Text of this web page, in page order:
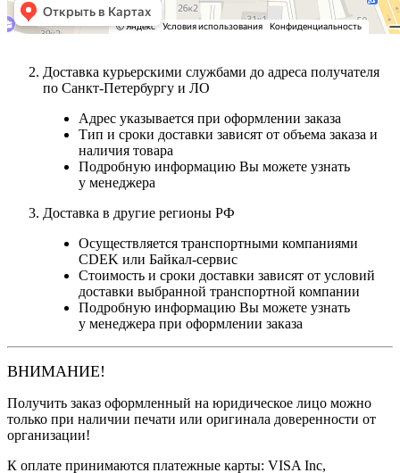
Доставка курьерскими службами до адреса получателя
по Санкт-Петербургу и ЛО
Адрес указывается при оформлении заказа
Тип и сроки доставки зависят от объема заказа и
наличия товара
Подробную информацию Вы можете узнать
у менеджера
Доставка в другие регионы РФ
Осуществляется транспортными компаниями
CDEK или Байкал-сервис
Стоимость и сроки доставки зависят от условий
доставки выбранной транспортной компании
Подробную информацию Вы можете узнать
у менеджера при оформлении заказа
ВНИМАНИЕ!
Получить заказ оформленный на юридическое лицо можно
только при наличии печати или оригинала доверенности от
организации!
К оплате принимаются платежные карты: VISA Inc,